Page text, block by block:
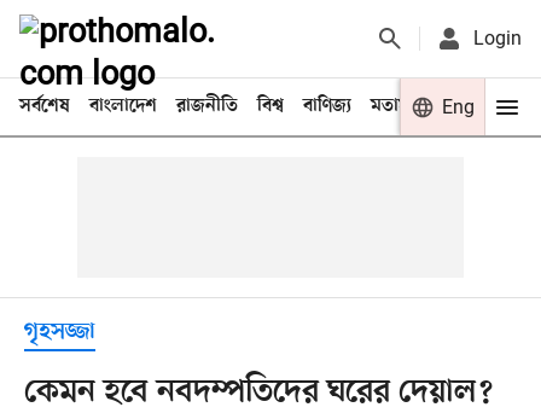
Login
সর্বশেষ বাংলাদেশ রাজনীতি বিশ্ব বাণিজ্য মতামত খেলা
Eng
গৃহসজ্জা
কেমন হবে নবদম্পতিদের ঘরের দেয়াল?